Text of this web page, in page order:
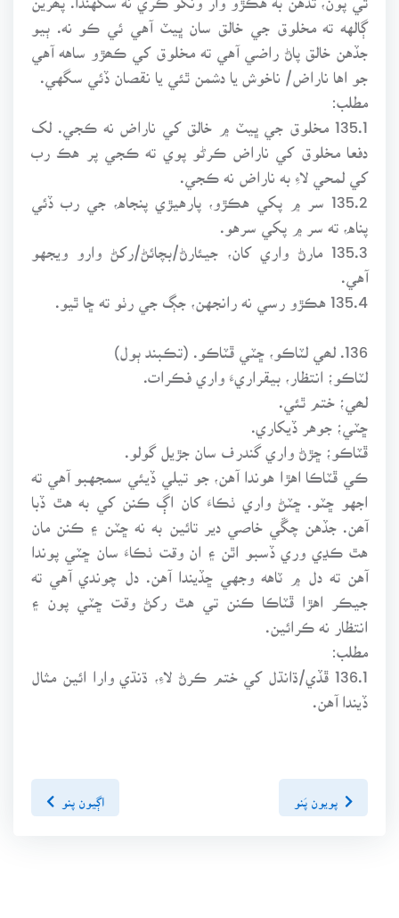
ڳالهه ته مخلوق جي خالق سان ڀيٽ آهي ئي ڪو نه. ٻيو
جڏهن خالق پاڻ راضي آهي ته مخلوق کي ڪھڙو ساهه آهي
جو اها ناراض/ ناخوش يا دشمن ٿئي يا نقصان ڏئي سگهي.
مطلب:
135.1 مخلوق جي ڀيٽ ۾ خالق کي ناراض نه ڪجي. لک
دفعا مخلوق کي ناراض ڪرڻو پوي ته ڪجي پر هڪ رب
کي لمحي لاءِ به ناراض نه ڪجي.
135.2 سر ۾ پکي هڪڙو، پارهيڙي پنجاه، جي رب ڏئي
پناه، ته سر ۾ پکي سرهو.
135.3 مارڻ واري کان، جيئارڻ/بچائڻ/رکڻ وارو ويجهو
آهي.
135.4 هڪڙو رسي نه رانجهن، جڳ جي رٺو ته ڇا ٿيو.
136. لھي لٽاڪو، ڇٽي ڦٽاڪو. (تڪبند ٻول)
لٽاڪو؛ انتظار، بيقراريءَ واري فڪرات.
لھي؛ ختم ٿئي.
ڇٽي؛ جوهر ڏيکاري.
ڦٽاڪو؛ ڇڙڻ واري گندرف سان جڙيل گولو.
ڪي ڦٽاڪا اهڙا هوندا آهن، جو تيلي ڏيئي سمجهبو آهي ته
اجهو ڇٽو. ڇٽڻ واري ٺڪاءَ کان اڳ ڪنن کي به هٿ ڏبا
آھن. جڏهن چڱي خاصي دير تائين به نه ڇٽن ۽ ڪنن مان
هٿ ڪڍي وري ڏسبو اٿن ۽ ان وقت ٺڪاءَ سان ڇٽي پوندا
آهن ته دل ۾ ٽاهه وجهي ڇڏيندا آهن. دل چوندي آهي ته
جيڪر اهڙا ڦٽاڪا ڪنن تي هٿ رکڻ وقت ڇٽي پون ۽
انتظار نه ڪرائين.
مطلب:
136.1 ڦڏي/ڌانڌل کي ختم ڪرڻ لاءِ، ڌنڌي وارا ائين مثال
ڏيندا آهن.
اڳيون پنو